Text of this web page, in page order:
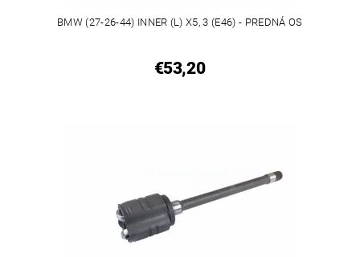
BMW (27-26-44) INNER (L) X5, 3 (E46) - PREDNÁ OS
€53,20